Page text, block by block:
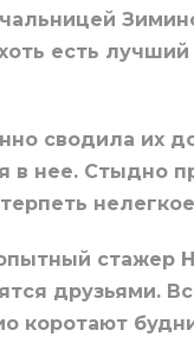
есть
сводила их
нее. Стыдно
стажер
друзьями.
коротают